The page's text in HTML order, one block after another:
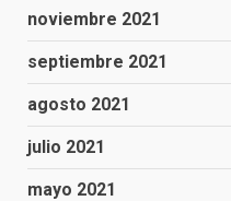
noviembre 2021
septiembre 2021
agosto 2021
julio 2021
mayo 2021